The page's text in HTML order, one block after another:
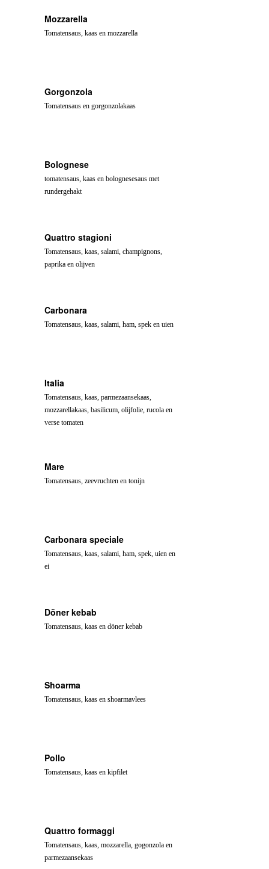
Mozzarella
Tomatensaus, kaas en mozzarella
Gorgonzola
Tomatensaus en gorgonzolakaas
Bolognese
tomatensaus, kaas en bolognesesaus met
rundergehakt
Quattro stagioni
Tomatensaus, kaas, salami, champignons,
paprika en olijven
Carbonara
Tomatensaus, kaas, salami, ham, spek en uien
Italia
Tomatensaus, kaas, parmezaansekaas,
mozzarellakaas, basilicum, olijfolie, rucola en
verse tomaten
Mare
Tomatensaus, zeevruchten en tonijn
Carbonara speciale
Tomatensaus, kaas, salami, ham, spek, uien en
ei
Döner kebab
Tomatensaus, kaas en döner kebab
Shoarma
Tomatensaus, kaas en shoarmavlees
Pollo
Tomatensaus, kaas en kipfilet
Quattro formaggi
Tomatensaus, kaas, mozzarella, gogonzola en
parmezaansekaas